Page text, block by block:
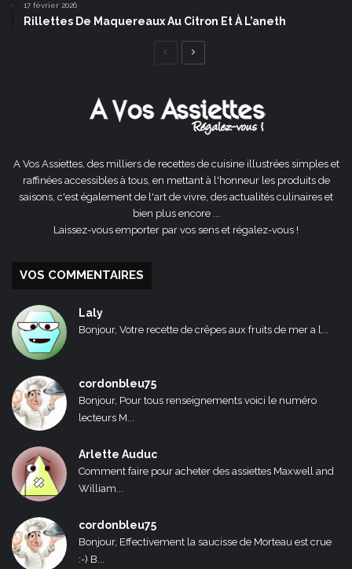
17 février 2026
Rillettes De Maquereaux Au Citron Et À L’aneth
Page
A Vos Assiettes, des milliers de recettes de cuisine illustrées simples et
raffinées accessibles à tous, en mettant à l'honneur les produits de
saisons, c'est également de l'art de vivre, des actualités culinaires et
bien plus encore ...
Laissez-vous emporter par vos sens et régalez-vous !
VOS COMMENTAIRES
Laly
Bonjour, Votre recette de crêpes aux fruits de mer a l...
cordonbleu75
Bonjour, Pour tous renseignements voici le numéro
lecteurs M...
Arlette Auduc
Comment faire pour acheter des assiettes Maxwell and
William...
cordonbleu75
Bonjour, Effectivement la saucisse de Morteau est crue
:-) B...